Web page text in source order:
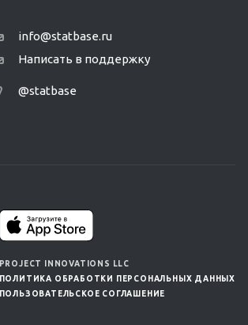
info@statbase.ru
Написать в поддержку
@statbase
PROJECT INNOVATIONS LLC
ПОЛИТИКА ОБРАБОТКИ ПЕРСОНАЛЬНЫХ ДАННЫХ
ПОЛЬЗОВАТЕЛЬСКОЕ СОГЛАШЕНИЕ